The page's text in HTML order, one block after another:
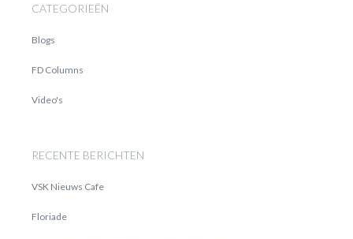
CATEGORIEËN
Blogs
FD Columns
Video's
RECENTE BERICHTEN
VSK Nieuws Cafe
Floriade